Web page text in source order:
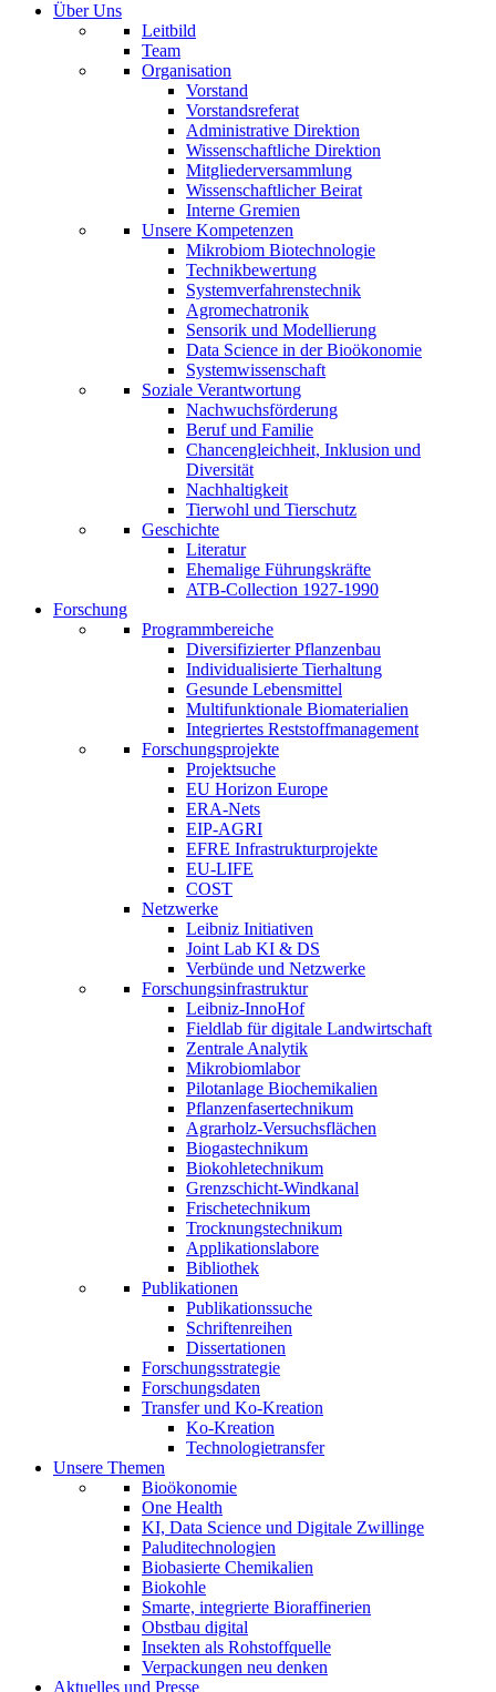
Über Uns
Leitbild
Team
Organisation
Vorstand
Vorstandsreferat
Administrative Direktion
Wissenschaftliche Direktion
Mitgliederversammlung
Wissenschaftlicher Beirat
Interne Gremien
Unsere Kompetenzen
Mikrobiom Biotechnologie
Technikbewertung
Systemverfahrenstechnik
Agromechatronik
Sensorik und Modellierung
Data Science in der Bioökonomie
Systemwissenschaft
Soziale Verantwortung
Nachwuchsförderung
Beruf und Familie
Chancengleichheit, Inklusion und
Diversität
Nachhaltigkeit
Tierwohl und Tierschutz
Geschichte
Literatur
Ehemalige Führungskräfte
ATB-Collection 1927-1990
Forschung
Programmbereiche
Diversifizierter Pflanzenbau
Individualisierte Tierhaltung
Gesunde Lebensmittel
Multifunktionale Biomaterialien
Integriertes Reststoffmanagement
Forschungsprojekte
Projektsuche
EU Horizon Europe
ERA-Nets
EIP-AGRI
EFRE Infrastrukturprojekte
EU-LIFE
COST
Netzwerke
Leibniz Initiativen
Joint Lab KI & DS
Verbünde und Netzwerke
Forschungsinfrastruktur
Leibniz-InnoHof
Fieldlab für digitale Landwirtschaft
Zentrale Analytik
Mikrobiomlabor
Pilotanlage Biochemikalien
Pflanzenfasertechnikum
Agrarholz-Versuchsflächen
Biogastechnikum
Biokohletechnikum
Grenzschicht-Windkanal
Frischetechnikum
Trocknungstechnikum
Applikationslabore
Bibliothek
Publikationen
Publikationssuche
Schriftenreihen
Dissertationen
Forschungsstrategie
Forschungsdaten
Transfer und Ko-Kreation
Ko-Kreation
Technologietransfer
Unsere Themen
Bioökonomie
One Health
KI, Data Science und Digitale Zwillinge
Paluditechnologien
Biobasierte Chemikalien
Biokohle
Smarte, integrierte Bioraffinerien
Obstbau digital
Insekten als Rohstoffquelle
Verpackungen neu denken
Aktuelles und Presse